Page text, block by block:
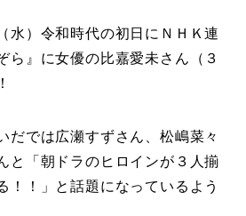
水）令和時代の初日にＮＨＫ連
ら』に女優の比嘉愛未さん（３
だでは広瀬すずさん、松嶋菜々
と「朝ドラのヒロインが３人揃
！！」と話題になっているよう